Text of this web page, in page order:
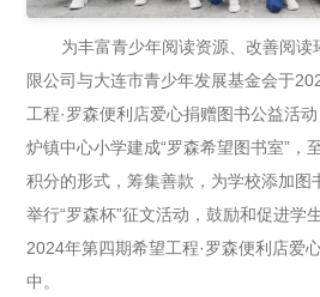
为丰富青少年阅读资源、改善阅
限公司与大连市青少年发展基金会于
工程·罗森便利店爱心捐赠图书公益活
炉镇中心小学建成“罗森希望图书室”，
积分的形式，筹集善款，为学校添加图
举行“罗森杯”征文活动，鼓励和促进学
2024年第四期希望工程·罗森便利店爱
中。